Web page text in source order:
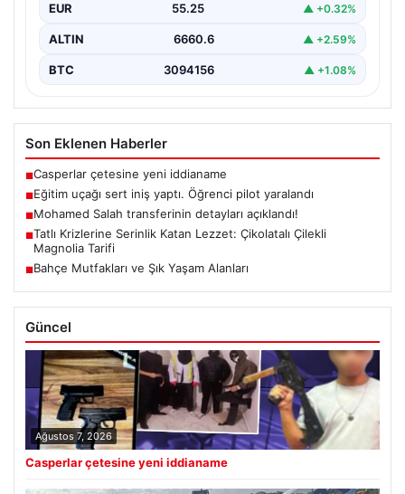
EUR 55.25 ▲ +0.32%
ALTIN 6660.6 ▲ +2.59%
BTC 3094156 ▲ +1.08%
Son Eklenen Haberler
■Casperlar çetesine yeni iddianame
■Eğitim uçağı sert iniş yaptı. Öğrenci pilot yaralandı
■Mohamed Salah transferinin detayları açıklandı!
■Tatlı Krizlerine Serinlik Katan Lezzet: Çikolatalı Çilekli
Magnolia Tarifi
■Bahçe Mutfakları ve Şık Yaşam Alanları
Güncel
Ağustos 7, 2026
Casperlar çetesine yeni iddianame